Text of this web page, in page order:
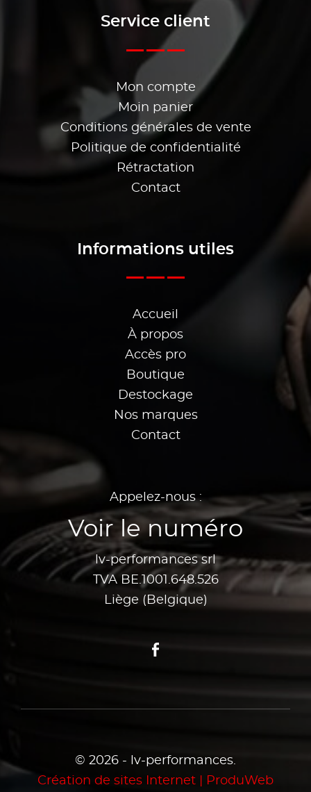
Service client
Mon compte
Moin panier
Conditions générales de vente
Politique de confidentialité
Rétractation
Contact
Informations utiles
Accueil
À propos
Accès pro
Boutique
Destockage
Nos marques
Contact
Appelez-nous :
Voir le numéro
lv-performances srl
TVA BE.1001.648.526
Liège (Belgique)
© 2026 - lv-performances.
Création de sites Internet | ProduWeb